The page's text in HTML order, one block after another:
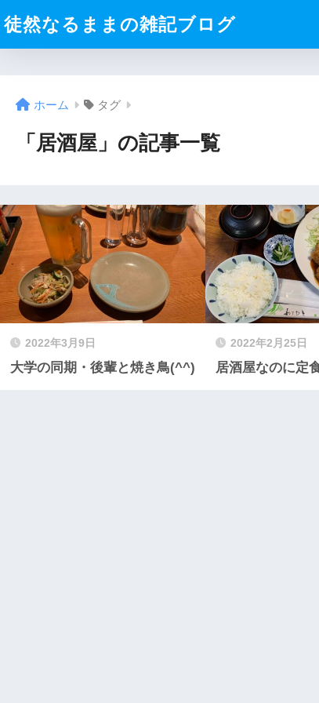
徒然なるままの雑記ブログ
ホーム タグ
「居酒屋」の記事一覧
2022年3月9日
大学の同期・後輩と焼き鳥(^^)
2022年2月25日
居酒屋なのに定